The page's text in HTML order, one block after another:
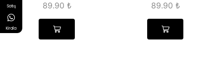
89.90 ₺ 89.90 ₺
Satış
Kirala